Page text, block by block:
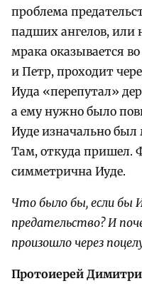
проблема
падших ангелов, или
мрака оказывается
и Петр, проходит
Иуда «перепутал»
а ему нужно было
Иуде изначально был
Там, откуда пришел.
симметрична Иуде.
Что было бы, если бы
предательство? И
произошло через
Протоиерей